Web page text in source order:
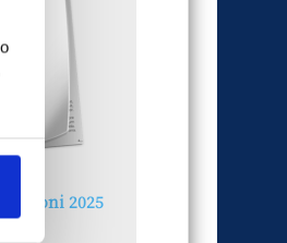
2025